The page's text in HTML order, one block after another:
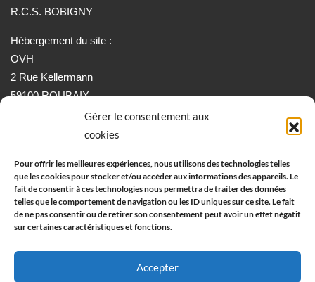
Gérer le consentement aux
cookies
Pour offrir les meilleures expériences, nous utilisons des technologies telles
que les cookies pour stocker et/ou accéder aux informations des appareils. Le
fait de consentir à ces technologies nous permettra de traiter des données
telles que le comportement de navigation ou les ID uniques sur ce site. Le fait
de ne pas consentir ou de retirer son consentement peut avoir un effet négatif
sur certaines caractéristiques et fonctions.
Accepter
R.C.S. BOBIGNY
Hébergement du site :
OVH
2 Rue Kellermann
59100 ROUBAIX
Informations:
Conditions générales de vente
Mentions légale
Politique de Retour et Remboursement